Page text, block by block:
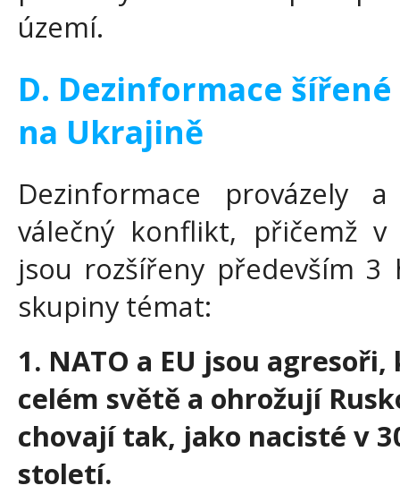
území.
D. Dezinformace
na Ukrajině
Dezinformace provázely
válečný konflikt, přičemž
jsou rozšířeny především 3
skupiny témat:
1. NATO a EU jsou
celém světě a ohrožují
chovají tak, jako nacisté v
století.